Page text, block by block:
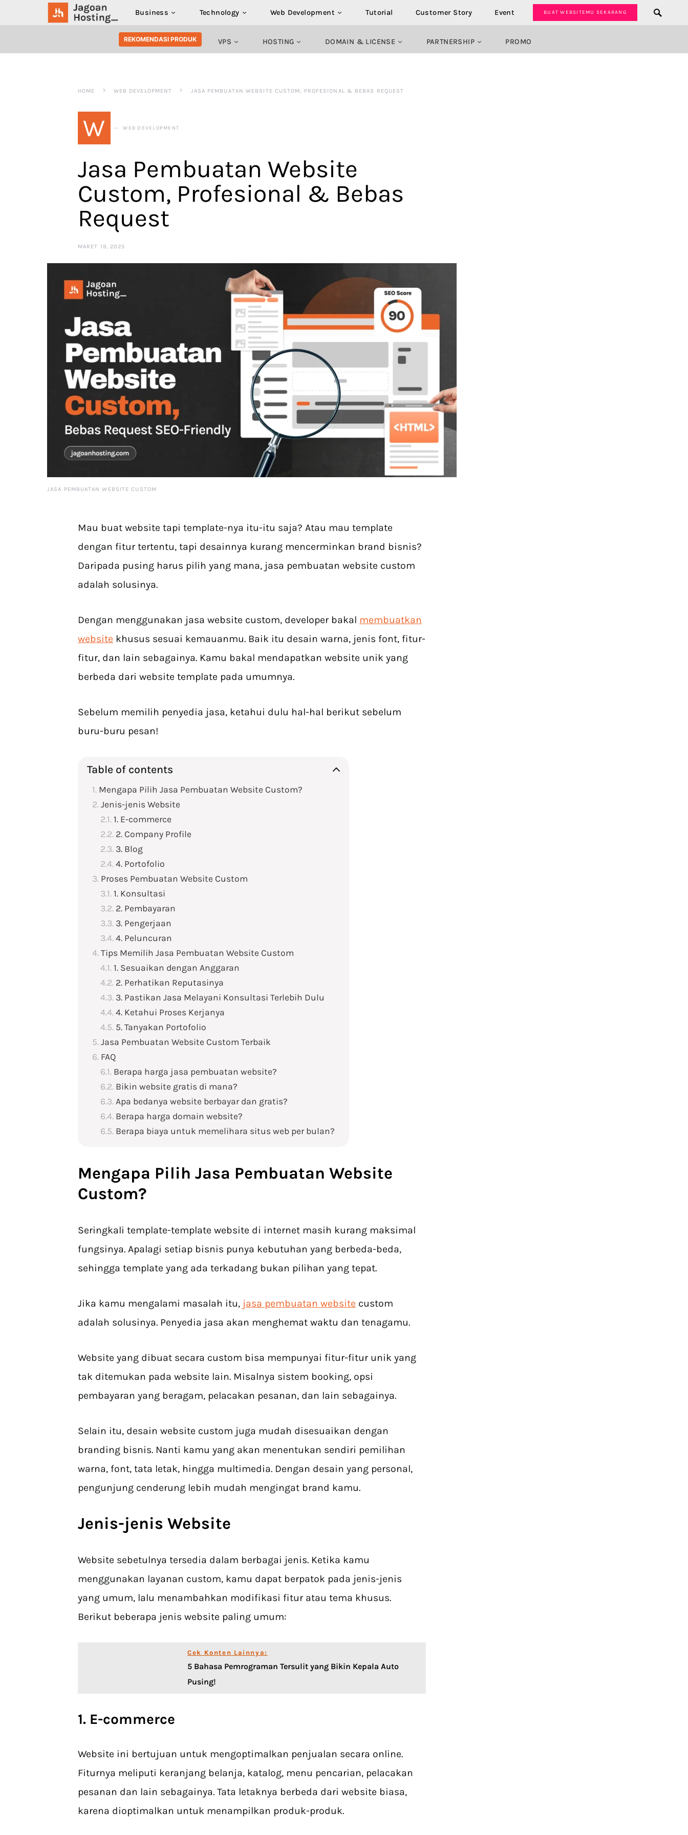
Business Technology Web Development Tutorial Customer Story Event BUAT WEBSITEMU SEKARANG
SEARCH FOR:
REKOMENDASI PRODUK VPS HOSTING DOMAIN & LICENSE PARTNERSHIP PROMO
HOME WEB DEVELOPMENT JASA PEMBUATAN WEBSITE CUSTOM, PROFESIONAL & BEBAS REQUEST
W WEB DEVELOPMENT
Jasa Pembuatan Website
Custom, Profesional & Bebas
Request
MARET 19, 2025
JASA PEMBUATAN WEBSITE CUSTOM
Mau buat website tapi template-nya itu-itu saja? Atau mau template
dengan fitur tertentu, tapi desainnya kurang mencerminkan brand bisnis?
Daripada pusing harus pilih yang mana, jasa pembuatan website custom
adalah solusinya.
Dengan menggunakan jasa website custom, developer bakal membuatkan
website khusus sesuai kemauanmu. Baik itu desain warna, jenis font, fitur-
fitur, dan lain sebagainya. Kamu bakal mendapatkan website unik yang
berbeda dari website template pada umumnya.
Sebelum memilih penyedia jasa, ketahui dulu hal-hal berikut sebelum
buru-buru pesan!
Table of contents
Mengapa Pilih Jasa Pembuatan Website Custom?
Jenis-jenis Website
1. E-commerce
2. Company Profile
3. Blog
4. Portofolio
Proses Pembuatan Website Custom
1. Konsultasi
2. Pembayaran
3. Pengerjaan
4. Peluncuran
Tips Memilih Jasa Pembuatan Website Custom
1. Sesuaikan dengan Anggaran
2. Perhatikan Reputasinya
3. Pastikan Jasa Melayani Konsultasi Terlebih Dulu
4. Ketahui Proses Kerjanya
5. Tanyakan Portofolio
Jasa Pembuatan Website Custom Terbaik
FAQ
Berapa harga jasa pembuatan website?
Bikin website gratis di mana?
Apa bedanya website berbayar dan gratis?
Berapa harga domain website?
Berapa biaya untuk memelihara situs web per bulan?
Mengapa Pilih Jasa Pembuatan Website
Custom?
Seringkali template-template website di internet masih kurang maksimal
fungsinya. Apalagi setiap bisnis punya kebutuhan yang berbeda-beda,
sehingga template yang ada terkadang bukan pilihan yang tepat.
Jika kamu mengalami masalah itu, jasa pembuatan website custom
adalah solusinya. Penyedia jasa akan menghemat waktu dan tenagamu.
Website yang dibuat secara custom bisa mempunyai fitur-fitur unik yang
tak ditemukan pada website lain. Misalnya sistem booking, opsi
pembayaran yang beragam, pelacakan pesanan, dan lain sebagainya.
Selain itu, desain website custom juga mudah disesuaikan dengan
branding bisnis. Nanti kamu yang akan menentukan sendiri pemilihan
warna, font, tata letak, hingga multimedia. Dengan desain yang personal,
pengunjung cenderung lebih mudah mengingat brand kamu.
Jenis-jenis Website
Website sebetulnya tersedia dalam berbagai jenis. Ketika kamu
menggunakan layanan custom, kamu dapat berpatok pada jenis-jenis
yang umum, lalu menambahkan modifikasi fitur atau tema khusus.
Berikut beberapa jenis website paling umum:
Cek Konten Lainnya:
5 Bahasa Pemrograman Tersulit yang Bikin Kepala Auto
Pusing!
1. E-commerce
Website ini bertujuan untuk mengoptimalkan penjualan secara online.
Fiturnya meliputi keranjang belanja, katalog, menu pencarian, pelacakan
pesanan dan lain sebagainya. Tata letaknya berbeda dari website biasa,
karena dioptimalkan untuk menampilkan produk-produk.